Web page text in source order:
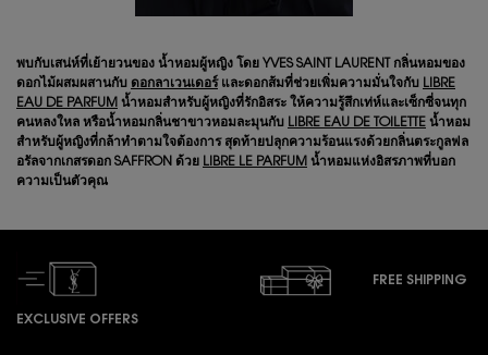
พบกับเสน่ห์ที่เย้ายวนของ น้ำหอมผู้หญิง โดย YVES SAINT LAURENT กลิ่นหอมของ
ดอกไม้ผสมผสานกับ ดอกลาเวนเดอร์และดอกส้มที่ช่วยเพิ่มความมั่นใจกับ LIBRE
EAU DE PARFUM น้ำหอมสำหรับผู้หญิงที่รักอิสระ ให้ความรู้สึกเท่ห์และเซ็กซี่จนทุก
คนหลงใหล หรือน้ำหอมกลิ่นชาขาวหอมละมุนกับ LIBRE EAU DE TOILETTE น้ำหอม
สำหรับผู้หญิงที่กล้าทำตามใจต้องการ สุดท้ายปลุกความร้อนแรงด้วยกลิ่นตระกูลฟล
อรัลจากเกสรดอก SAFFRON ด้วย LIBRE LE PARFUM น้ำหอมแห่งอิสรภาพที่บอก
ความเป็นตัวคุณ
EXCLUSIVE OFFERS
FREE SHIPPING